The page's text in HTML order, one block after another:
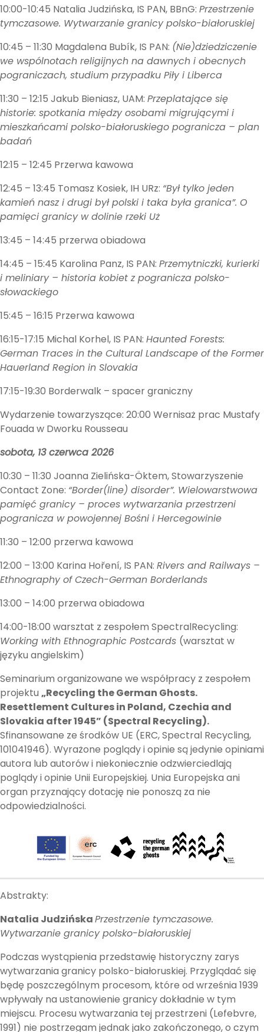
10:00-10:45 Natalia Judzińska, IS PAN, BBnG: Przestrzenie
tymczasowe. Wytwarzanie granicy polsko-białoruskiej
10:45 – 11:30 Magdalena Bubík, IS PAN: (Nie)dziedziczenie
we wspólnotach religijnych na dawnych i obecnych
pograniczach, studium przypadku Piły i Liberca
11:30 – 12:15 Jakub Bieniasz, UAM: Przeplatające się
historie: spotkania między osobami migrującymi i
mieszkańcami polsko-białoruskiego pogranicza – plan
badań
12:15 – 12:45 Przerwa kawowa
12:45 – 13:45 Tomasz Kosiek, IH URz: “Był tylko jeden
kamień nasz i drugi był polski i taka była granica”. O
pamięci granicy w dolinie rzeki Uż
13:45 – 14:45 przerwa obiadowa
14:45 – 15:45 Karolina Panz, IS PAN: Przemytniczki, kurierki
i meliniary – historia kobiet z pogranicza polsko-
słowackiego
15:45 – 16:15 Przerwa kawowa
16:15-17:15 Michal Korhel, IS PAN: Haunted Forests:
German Traces in the Cultural Landscape of the Former
Hauerland Region in Slovakia
17:15-19:30 Borderwalk – spacer graniczny
Wydarzenie towarzyszące: 20:00 Wernisaż prac Mustafy
Fouada w Dworku Rousseau
sobota, 13 czerwca 2026
10:30 – 11:30 Joanna Zielińska-Öktem, Stowarzyszenie
Contact Zone: “Border(line) disorder”. Wielowarstwowa
pamięć granicy – proces wytwarzania przestrzeni
pogranicza w powojennej Bośni i Hercegowinie
11:30 – 12:00 przerwa kawowa
12:00 – 13:00 Karina Hoření, IS PAN: Rivers and Railways –
Ethnography of Czech-German Borderlands
13:00 – 14:00 przerwa obiadowa
14:00-18:00 warsztat z zespołem SpectralRecycling:
Working with Ethnographic Postcards (warsztat w
języku angielskim)
Seminarium organizowane we współpracy z zespołem
projektu „Recycling the German Ghosts.
Resettlement Cultures in Poland, Czechia and
Slovakia after 1945” (Spectral Recycling).
Sfinansowane ze środków UE (ERC, Spectral Recycling,
101041946). Wyrażone poglądy i opinie są jedynie opiniami
autora lub autorów i niekoniecznie odzwierciedlają
poglądy i opinie Unii Europejskiej. Unia Europejska ani
organ przyznający dotację nie ponoszą za nie
odpowiedzialności.
Abstrakty:
Natalia JudzińskaPrzestrzenie tymczasowe.
Wytwarzanie granicy polsko-białoruskiej
Podczas wystąpienia przedstawię historyczny zarys
wytwarzania granicy polsko-białoruskiej. Przyglądać się
będę poszczególnym procesom, które od września 1939
wpływały na ustanowienie granicy dokładnie w tym
miejscu. Procesu wytwarzania tej przestrzeni (Lefebvre,
1991) nie postrzegam jednak jako zakończonego, o czym